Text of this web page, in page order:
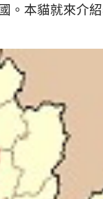
。本貓就來介